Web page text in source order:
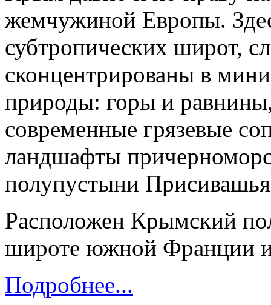
жемчужиной Европы.
субтропических широт,
сконцентрированы в
природы: горы и
современные грязевые
ландшафты
полупустыни
Расположен Крымский
широте южной Франции
Подробнее...